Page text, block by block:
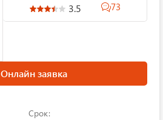
3.5 73
Онлайн заявка
Срок: